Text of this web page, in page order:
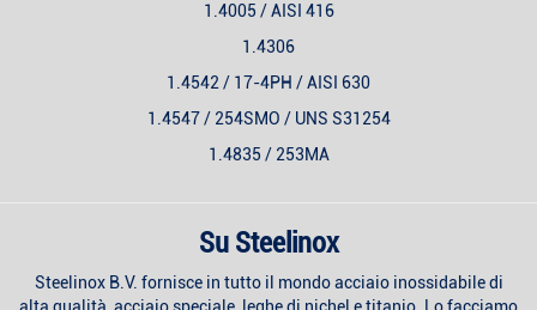
1.4005 / AISI 416
1.4306
1.4542 / 17-4PH / AISI 630
1.4547 / 254SMO / UNS S31254
1.4835 / 253MA
Su Steelinox
Steelinox B.V. fornisce in tutto il mondo acciaio inossidabile di